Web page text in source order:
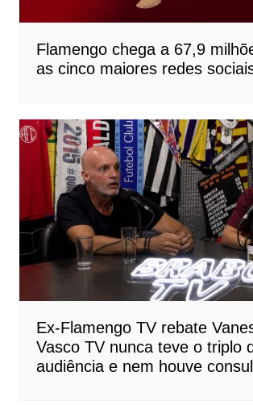
Flamengo chega a 67,9
as cinco maiores redes
Ex-Flamengo TV rebate
Vasco TV nunca teve o triplo
audiência e nem houve